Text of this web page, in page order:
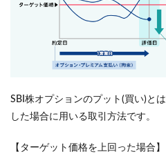
SBI株オプションのプット(買い)と
した場合に用いる取引方法です。
【ターゲット価格を上回った場合】